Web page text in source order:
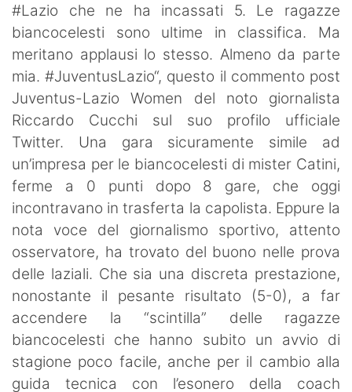
#Lazio che ne ha incassati 5. Le ragazze
biancocelesti sono ultime in classifica. Ma
meritano applausi lo stesso. Almeno da parte
mia. #JuventusLazio“, questo il commento post
Juventus-Lazio Women del noto giornalista
Riccardo Cucchi sul suo profilo ufficiale
Twitter. Una gara sicuramente simile ad
un’impresa per le biancocelesti di mister Catini,
ferme a 0 punti dopo 8 gare, che oggi
incontravano in trasferta la capolista. Eppure la
nota voce del giornalismo sportivo, attento
osservatore, ha trovato del buono nelle prova
delle laziali. Che sia una discreta prestazione,
nonostante il pesante risultato (5-0), a far
accendere la “scintilla” delle ragazze
biancocelesti che hanno subito un avvio di
stagione poco facile, anche per il cambio alla
guida tecnica con l’esonero della coach